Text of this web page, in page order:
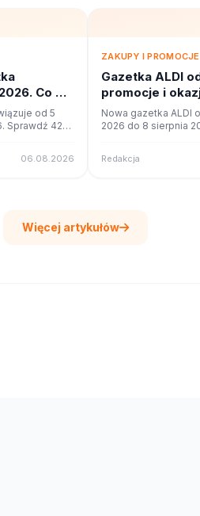
Co w
od 5
Sprawdź 42
06.08.2026
ZAKUPY I PROMOCJE
Gazetka ALDI
promocje i
Nowa gazetka ALDI
2026 do 8 sierpnia
Redakcja
Więcej artykułów